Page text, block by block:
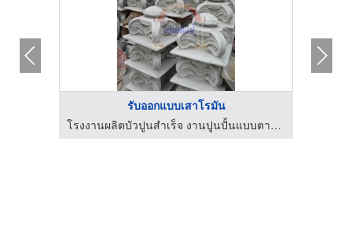
รับออกแบบเสาโรมัน
โรงงานผลิตบัวปูนสำเร็จ งานปูนปั้นแบบตามสั่ง นนทศิลป์